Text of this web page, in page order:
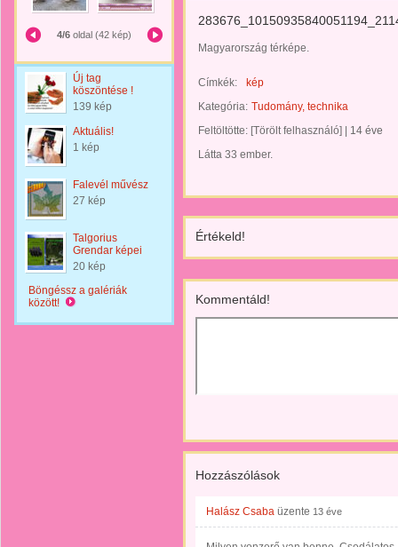
4/6 oldal (42 kép)
Új tag
köszöntése !
139 kép
Aktuális!
1 kép
Falevél művész
27 kép
Talgorius
Grendar képei
20 kép
Böngéssz a galériák
között!
Magyarország térképe.
Címkék:
kép
Kategória: Tudomány, technika
Feltöltötte: [Törölt felhasználó]
14 éve
Látta 33 ember.
Értékeld!
Kommentáld!
Hozzászólások
Halász Csaba üzente 13 éve